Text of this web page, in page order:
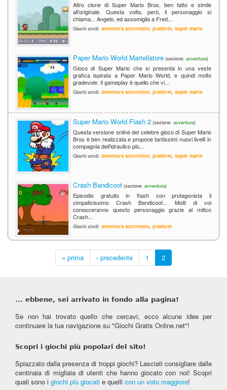
Altro clone di Super Mario Bros, ben fatto e simile
all'originale. Questa volta, però, il personaggio si
chiama... Angelo, ed assomiglia a Fred...
Giochi simili: avventura scorrevole, platform, super mario
Paper Mario World Martellatore (sezione: avventura)
Gioco di Super Mario che si presenta in una veste
grafica ispirata a Paper Mario World, e quindi molto
gradevole. Il gameplay è quello che vi...
Giochi simili: avventura scorrevole, platform, super mario
Super Mario World Flash 2 (sezione: avventura)
Questa versione online del celebre gioco di Super Mario
Bros è ben realizzata e propone tantissimi nuovi livelli in
compagnia dell'idraulico più...
Giochi simili: avventura scorrevole, platform, super mario
Crash Bandicoot (sezione: avventura)
Episodio gratuito in flash con protagonista il
simpaticissimo Crash Bandicoot... Molti di voi
conosceranno questo personaggio grazie al mitico
Crash...
Giochi simili: avventura scorrevole, platform
« prima ‹ precedente 1 2
... ebbene, sei arrivato in fondo alla pagina!
Se non hai trovato quello che cercavi, ecco alcune idee per
continuare la tua navigazione su "Giochi Gratis Online.net"!
Scopri i giochi più popolari del sito!
Spiazzato dalla presenza di troppi giochi? Lasciati consigliare dalle
centinaia di migliaia di utenti che hanno giocato con noi! Scopri
quali sono i giochi più giocati e quelli con un voto maggiore!